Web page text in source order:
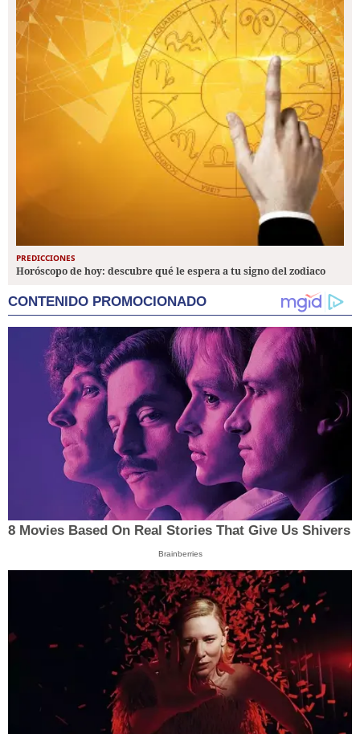
PREDICCIONES
Horóscopo de hoy: descubre qué le espera a tu signo del zodiaco
CONTENIDO PROMOCIONADO
8 Movies Based On Real Stories That Give Us Shivers
Brainberries